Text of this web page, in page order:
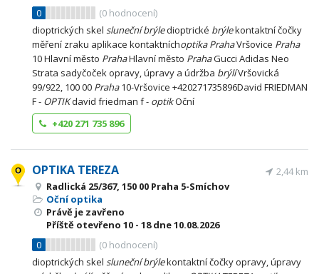
0
(0 hodnocení)
dioptrických skel sluneční brýledioptrické brýlekontaktní čočky
měření zraku aplikace kontaktníchoptika PrahaVršovice Praha
10 Hlavní město PrahaHlavní město PrahaGucci Adidas Neo
Strata sadyčoček opravy, úpravy a údržba brýlíVršovická
99/922, 100 00 Praha10-Vršovice +420271735896David FRIEDMAN
F - OPTIKdavid friedman f - optikOční
+420 271 735 896
OPTIKA TEREZA
Radlická 25/367, 150 00 Praha 5-Smíchov
Oční optika
Právě je zavřeno
Příště otevřeno 10 - 18dne 10.08.2026
0
(0 hodnocení)
2,44 km
dioptrických skel sluneční brýlekontaktní čočky opravy, úpravy